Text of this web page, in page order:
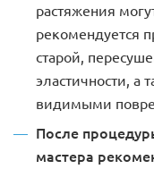
растяжения
рекомендуется
старой,
эластичности, а
видимыми
После
мастера